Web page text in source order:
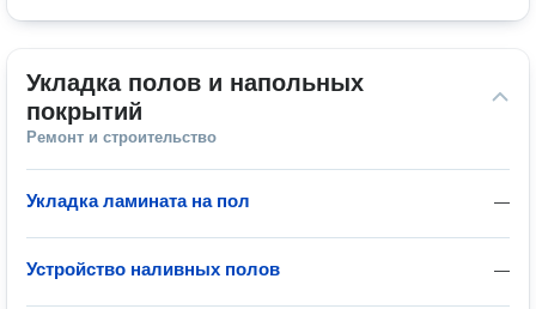
Укладка полов и напольных
покрытий
Ремонт и строительство
—
Укладка ламината на пол
—
Устройство наливных полов